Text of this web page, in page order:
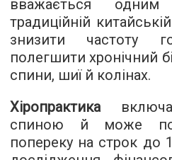
вважається
традиційній
знизити частоту
полегшити хронічний
спини, шиї й колінах.
Хіропрактика
спиною й може
попереку на строк до